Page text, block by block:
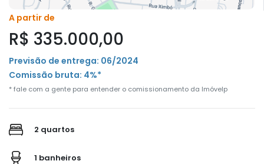
A partir de
R$ 335.000,00
Previsão de entrega: 06/2024
Comissão bruta: 4%*
* fale com a gente para entender o comissionamento da Imóvelp
2 quartos
1 banheiros